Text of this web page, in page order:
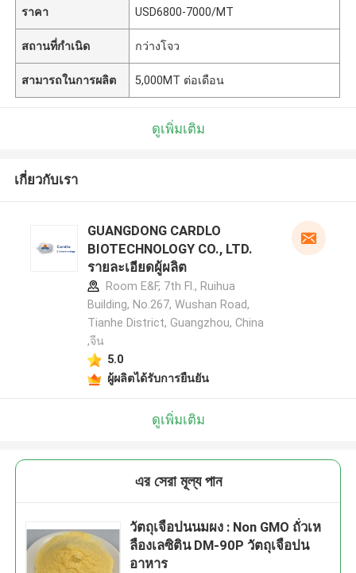
ราคา USD6800-7000/MT
สถานที่กำเนิด กว่างโจว
สามารถในการผลิต 5,000MT ต่อเดือน
ดูเพิ่มเติม
เกี่ยวกับเรา
GUANGDONG CARDLO
BIOTECHNOLOGY CO., LTD.
รายละเอียดผู้ผลิต
Room E&F, 7th Fl., Ruihua
Building, No.267, Wushan Road,
Tianhe District, Guangzhou, China
,จีน
5.0
ผู้ผลิตได้รับการยืนยัน
ดูเพิ่มเติม
এর সেরা মূল্য পান
วัตถุเจือปนนมผง : Non GMO ถั่วเห
ลืองเลซิติน DM-90P วัตถุเจือปน
อาหาร